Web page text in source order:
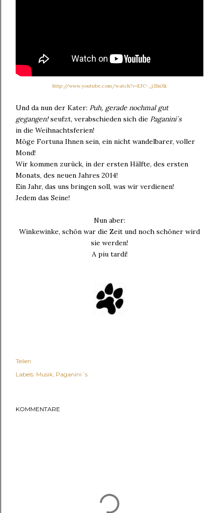
http://www.youtube.com/watch?v=EJC-_j3SnXk
Und da nun der Kater: Puh, gerade nochmal gut
gegangen!seufzt, verabschieden sich die Paganini´s
in die Weihnachtsferien!
Möge Fortuna Ihnen sein, ein nicht wandelbarer, voller
Mond!
Wir kommen zurück, in der ersten Hälfte, des ersten
Monats, des neuen Jahres 2014!
Ein Jahr, das uns bringen soll, was wir verdienen!
Jedem das Seine!
Nun aber:
Winkewinke, schön war die Zeit und noch schöner wird
sie werden!
A piu tardi!
Teilen
Labels: Musik Paganini´s
KOMMENTARE